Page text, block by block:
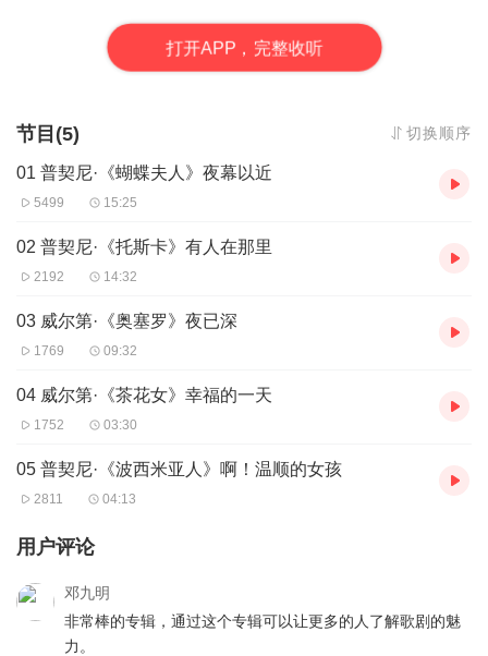
专辑名称:伟大的情歌二重唱(国际中文版115)
音乐类型:古典音乐[CD歌剧类]
简介：在歌剧中，男女二重唱所欲歌颂的浪漫爱情，永远是全剧中
最炽热的段落，也一直是人们所最热衷的主题。「茶花女」中的阿
尔道和微奥丽塔，「波西米亚人」中的鲁道夫和咪咪，「蝴蝶夫
厌的乐曲和故事，值得一再回味，这张「二重唱」的精华集正代表
打开APP，完整收听
节目(5) 切换顺序
01 普契尼·《蝴蝶夫人》夜幕以近
5499 15:25
02 普契尼·《托斯卡》有人在那里
2192 14:32
03 威尔第·《奥塞罗》夜已深
1769 09:32
04 威尔第·《茶花女》幸福的一天
1752 03:30
05 普契尼·《波西米亚人》啊！温顺的女孩
2811 04:13
用户评论
邓九明
非常棒的专辑，通过这个专辑可以让更多的人了解歌剧的魅
力。